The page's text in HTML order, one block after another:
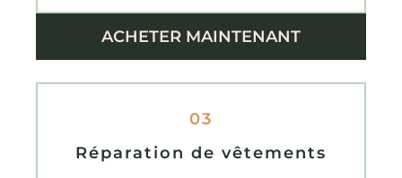
ACHETER MAINTENANT
03
Réparation de vêtements